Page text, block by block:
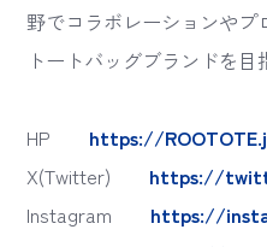
野でコラボレーションや
トートバッグブランドを目
HP https://
X(Twitter) https://
Instagram https://